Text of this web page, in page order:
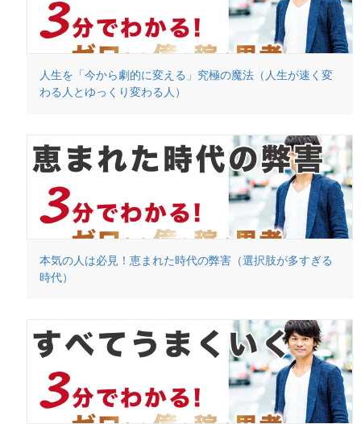
人生を「今から劇的に変える」究極の魔法（人生が速く変
わる人とゆっくり変わる人）
本気の人は必見！恵まれた時代の弊害（選択肢が多すぎる
時代）